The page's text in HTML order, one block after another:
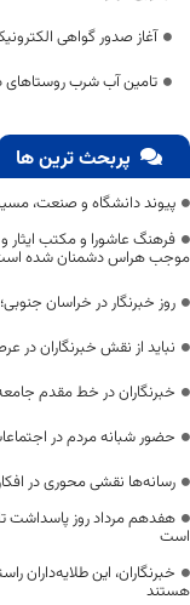
آغاز صدور گواهی
تامین آب شرب
پربحث ترین ها
پیوند دانشگاه و صنعت،
فرهنگ عاشورا و مکتب ایثار
موجب هراس دشمنان شده
روز خبرنگار در خراسان
نباید از نقش خبرنگاران
خبرنگاران در خط مقدم
حضور شبانه مردم در
رسانه‌ها نقشی محوری در
هفدهم مرداد روز پاسداشت
است
خبرنگاران، این طلایه‌داران
هستند